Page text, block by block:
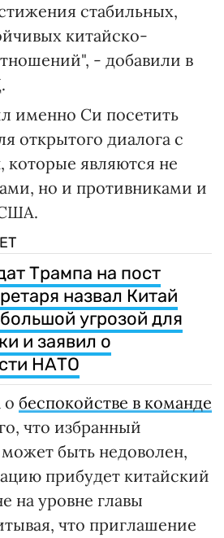
стабильных,
китайско-
- добавили в
именно Си посетить
открытого диалога с
которые являются не
но и противниками и
Трампа на пост
назвал Китай
угрозой для
и заявил о
НАТО
о беспокойстве в команде
что избранный
быть недоволен,
прибудет китайский
на уровне главы
что приглашение